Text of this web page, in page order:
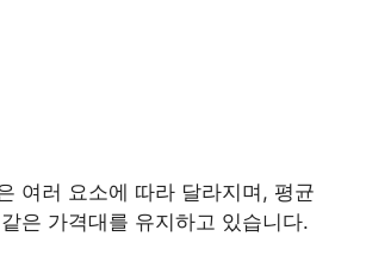
여러 요소에 따라 달라지며, 평균
은 가격대를 유지하고 있습니다.